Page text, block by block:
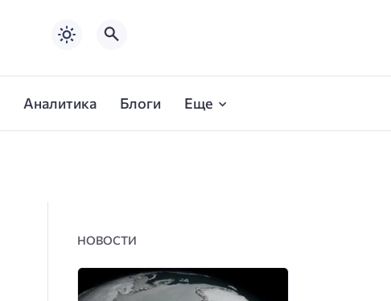
Аналитика Блоги Еще
НОВОСТИ